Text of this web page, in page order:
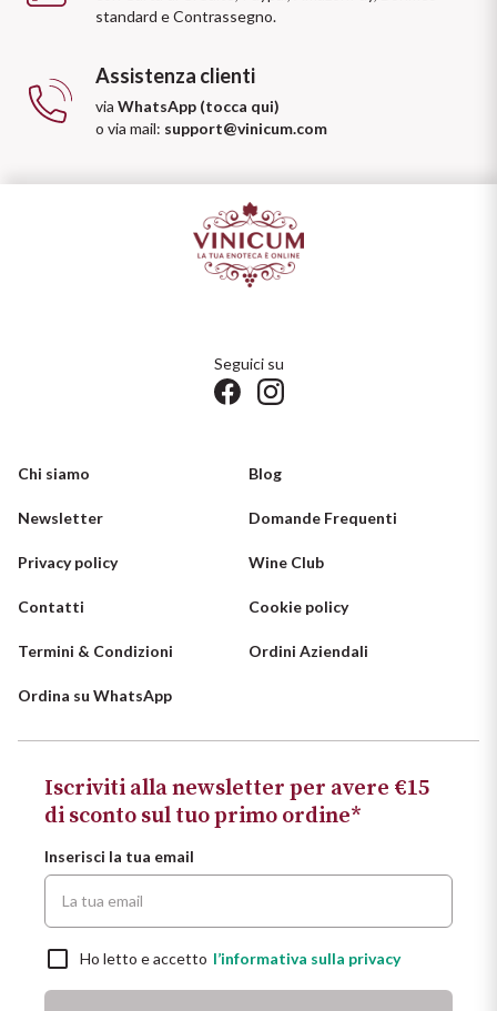
standard e Contrassegno.
Assistenza clienti
via WhatsApp (tocca qui)
o via mail: support@vinicum.com
Seguici su
Chi siamo Blog
Newsletter Domande Frequenti
Privacy policy Wine Club
Contatti Cookie policy
Termini & Condizioni Ordini Aziendali
Ordina su WhatsApp
Iscriviti alla newsletter per avere €15
di sconto sul tuo primo ordine*
Inserisci la tua email
Ho letto e accetto l’informativa sulla privacy